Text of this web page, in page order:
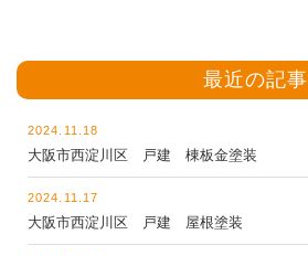
最近の記事
2024.11.18
大阪市西淀川区 戸建 棟板金塗装
2024.11.17
大阪市西淀川区 戸建 屋根塗装